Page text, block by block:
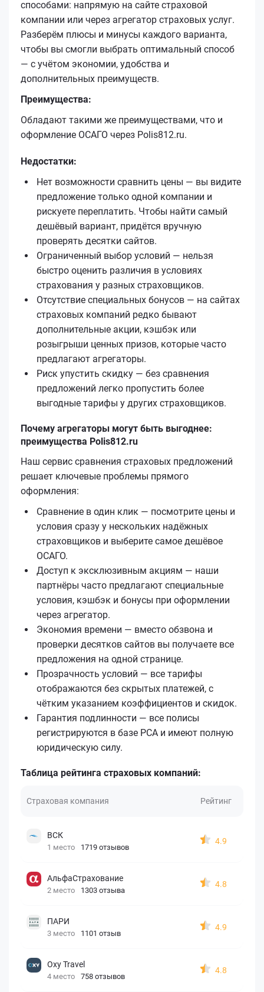
способами: напрямую на сайте страховой
компании или через агрегатор страховых услуг.
Разберём плюсы и минусы каждого варианта,
чтобы вы смогли выбрать оптимальный способ
— с учётом экономии, удобства и
дополнительных преимуществ.
Преимущества:
Обладают такими же преимуществами, что и
оформление ОСАГО через Polis812.ru.
Недостатки:
Нет возможности сравнить цены — вы видите
предложение только одной компании и
рискуете переплатить. Чтобы найти самый
дешёвый вариант, придётся вручную
проверять десятки сайтов.
Ограниченный выбор условий — нельзя
быстро оценить различия в условиях
страхования у разных страховщиков.
Отсутствие специальных бонусов — на сайтах
страховых компаний редко бывают
дополнительные акции, кэшбэк или
розыгрыши ценных призов, которые часто
предлагают агрегаторы.
Риск упустить скидку — без сравнения
предложений легко пропустить более
выгодные тарифы у других страховщиков.
Почему агрегаторы могут быть выгоднее:
преимущества Polis812.ru
Наш сервис сравнения страховых предложений
решает ключевые проблемы прямого
оформления:
Сравнение в один клик — посмотрите цены и
условия сразу у нескольких надёжных
страховщиков и выберите самое дешёвое
ОСАГО.
Доступ к эксклюзивным акциям — наши
партнёры часто предлагают специальные
условия, кэшбэк и бонусы при оформлении
через агрегатор.
Экономия времени — вместо обзвона и
проверки десятков сайтов вы получаете все
предложения на одной странице.
Прозрачность условий — все тарифы
отображаются без скрытых платежей, с
чётким указанием коэффициентов и скидок.
Гарантия подлинности — все полисы
регистрируются в базе РСА и имеют полную
юридическую силу.
Таблица рейтинга страховых компаний:
Страховая компания Рейтинг
ВСК
1 место 1719 отзывов
4.9
АльфаСтрахование
2 место 1303 отзыва
4.8
ПАРИ
3 место 1101 отзыв
4.9
Oxy Travel
4 место 758 отзывов
4.8